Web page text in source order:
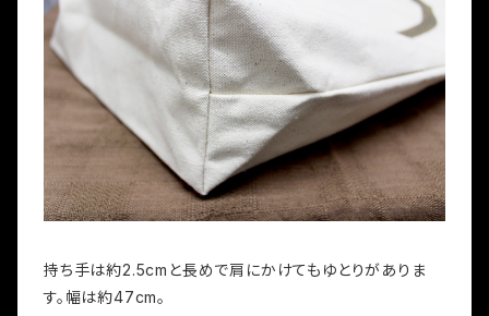
持ち手は約2.5cmと長めで肩にかけてもゆとりがありま
す。幅は約47cm。